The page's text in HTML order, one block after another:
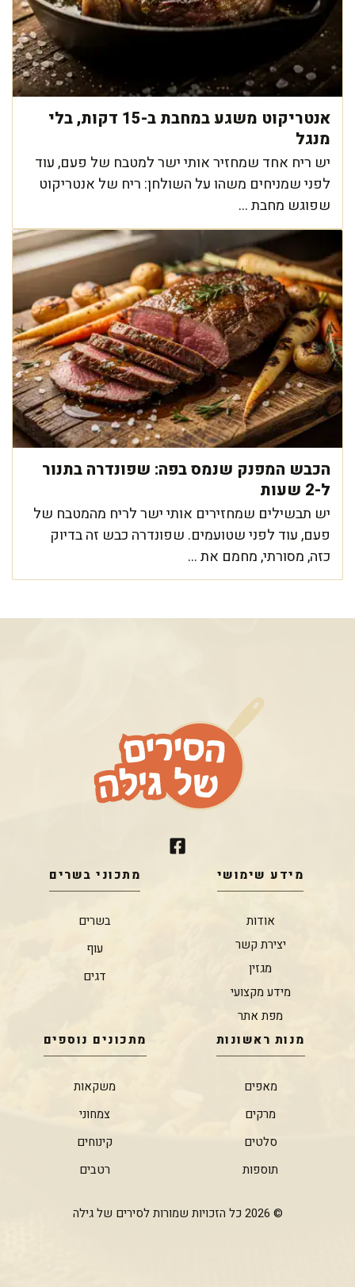
אנטריקוט משגע במחבת ב-15 דקות, בלי
מנגל
יש ריח אחד שמחזיר אותי ישר למטבח של פעם, עוד
לפני שמניחים משהו על השולחן: ריח של אנטריקוט
שפוגש מחבת ...
הכבש המפנק שנמס בפה: שפונדרה בתנור
ל-2 שעות
יש תבשילים שמחזירים אותי ישר לריח מהמטבח של
פעם, עוד לפני שטועמים. שפונדרה כבש זה בדיוק
כזה, מסורתי, מחמם את ...
מידע שימושי
אודות
יצירת קשר
מגזין
מידע מקצועי
מפת אתר
מתכוני בשרים
בשרים
עוף
דגים
מנות ראשונות
מאפים
מרקים
סלטים
תוספות
מתכונים נוספים
משקאות
צמחוני
קינוחים
רטבים
© 2026 כל הזכויות שמורות לסירים של גילה